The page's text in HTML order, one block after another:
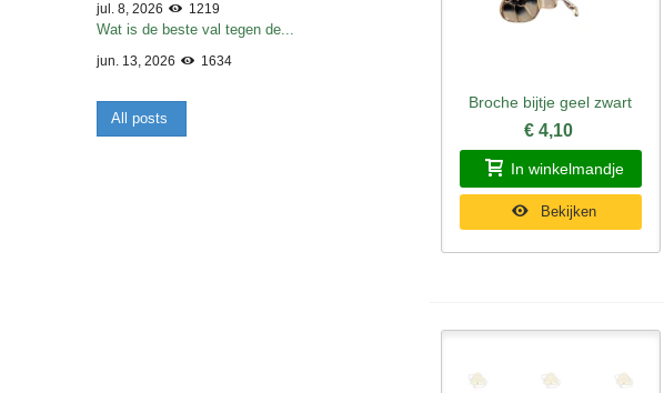
jul. 8, 2026 1219
Wat is de beste val tegen de...
jun. 13, 2026 1634
All posts
Snel bekijken
Broche bijtje geel zwart
€ 4,10
In winkelmandje
Bekijken